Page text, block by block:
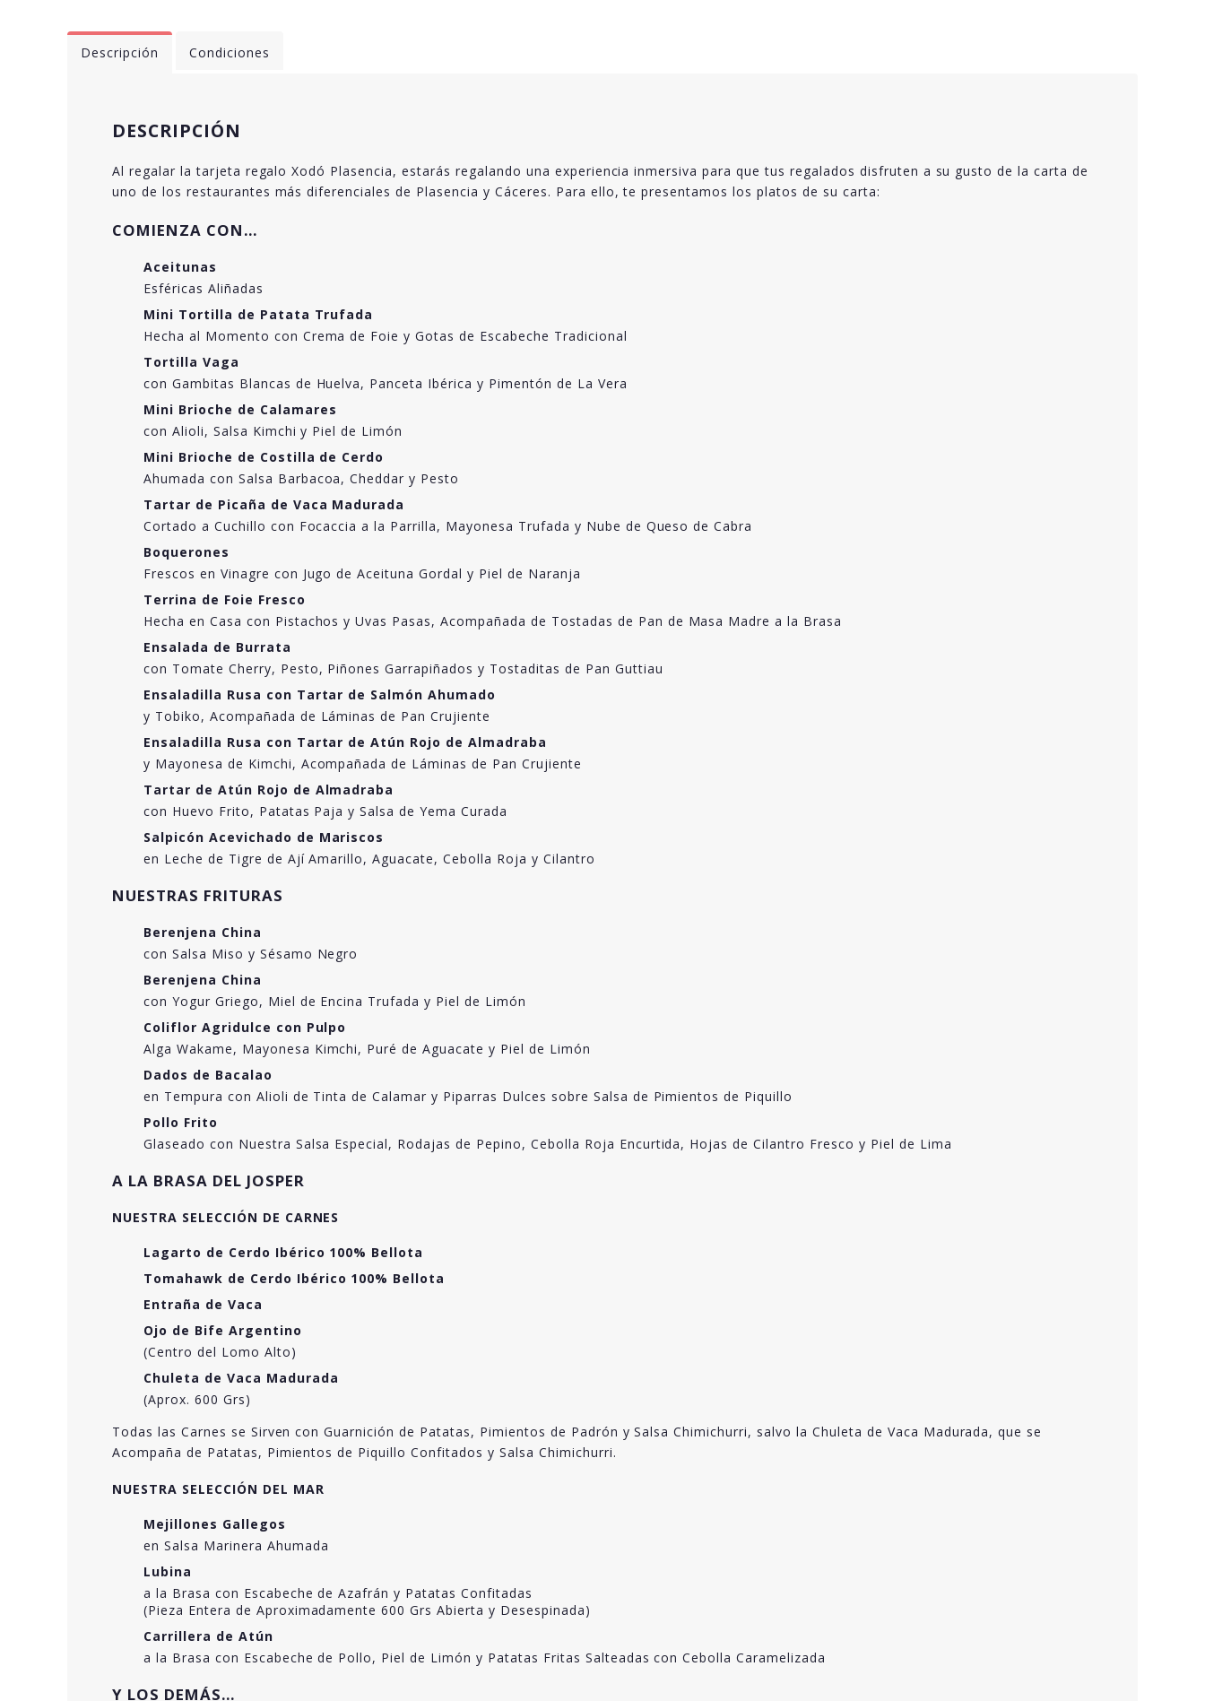
Descripción Condiciones
DESCRIPCIÓN
Al regalar la tarjeta regalo Xodó Plasencia, estarás regalando una experiencia inmersiva para que tus regalados disfruten a su gusto de la carta de
uno de los restaurantes más diferenciales de Plasencia y Cáceres. Para ello, te presentamos los platos de su carta:
COMIENZA CON…
Aceitunas
Esféricas Aliñadas
Mini Tortilla de Patata Trufada
Hecha al Momento con Crema de Foie y Gotas de Escabeche Tradicional
Tortilla Vaga
con Gambitas Blancas de Huelva, Panceta Ibérica y Pimentón de La Vera
Mini Brioche de Calamares
con Alioli, Salsa Kimchi y Piel de Limón
Mini Brioche de Costilla de Cerdo
Ahumada con Salsa Barbacoa, Cheddar y Pesto
Tartar de Picaña de Vaca Madurada
Cortado a Cuchillo con Focaccia a la Parrilla, Mayonesa Trufada y Nube de Queso de Cabra
Boquerones
Frescos en Vinagre con Jugo de Aceituna Gordal y Piel de Naranja
Terrina de Foie Fresco
Hecha en Casa con Pistachos y Uvas Pasas, Acompañada de Tostadas de Pan de Masa Madre a la Brasa
Ensalada de Burrata
con Tomate Cherry, Pesto, Piñones Garrapiñados y Tostaditas de Pan Guttiau
Ensaladilla Rusa con Tartar de Salmón Ahumado
y Tobiko, Acompañada de Láminas de Pan Crujiente
Ensaladilla Rusa con Tartar de Atún Rojo de Almadraba
y Mayonesa de Kimchi, Acompañada de Láminas de Pan Crujiente
Tartar de Atún Rojo de Almadraba
con Huevo Frito, Patatas Paja y Salsa de Yema Curada
Salpicón Acevichado de Mariscos
en Leche de Tigre de Ají Amarillo, Aguacate, Cebolla Roja y Cilantro
NUESTRAS FRITURAS
Berenjena China
con Salsa Miso y Sésamo Negro
Berenjena China
con Yogur Griego, Miel de Encina Trufada y Piel de Limón
Coliflor Agridulce con Pulpo
Alga Wakame, Mayonesa Kimchi, Puré de Aguacate y Piel de Limón
Dados de Bacalao
en Tempura con Alioli de Tinta de Calamar y Piparras Dulces sobre Salsa de Pimientos de Piquillo
Pollo Frito
Glaseado con Nuestra Salsa Especial, Rodajas de Pepino, Cebolla Roja Encurtida, Hojas de Cilantro Fresco y Piel de Lima
A LA BRASA DEL JOSPER
NUESTRA SELECCIÓN DE CARNES
Lagarto de Cerdo Ibérico 100% Bellota
Tomahawk de Cerdo Ibérico 100% Bellota
Entraña de Vaca
Ojo de Bife Argentino
(Centro del Lomo Alto)
Chuleta de Vaca Madurada
(Aprox. 600 Grs)
Todas las Carnes se Sirven con Guarnición de Patatas, Pimientos de Padrón y Salsa Chimichurri, salvo la Chuleta de Vaca Madurada, que se
Acompaña de Patatas, Pimientos de Piquillo Confitados y Salsa Chimichurri.
NUESTRA SELECCIÓN DEL MAR
Mejillones Gallegos
en Salsa Marinera Ahumada
Lubina
a la Brasa con Escabeche de Azafrán y Patatas Confitadas
(Pieza Entera de Aproximadamente 600 Grs Abierta y Desespinada)
Carrillera de Atún
a la Brasa con Escabeche de Pollo, Piel de Limón y Patatas Fritas Salteadas con Cebolla Caramelizada
Y LOS DEMÁS…